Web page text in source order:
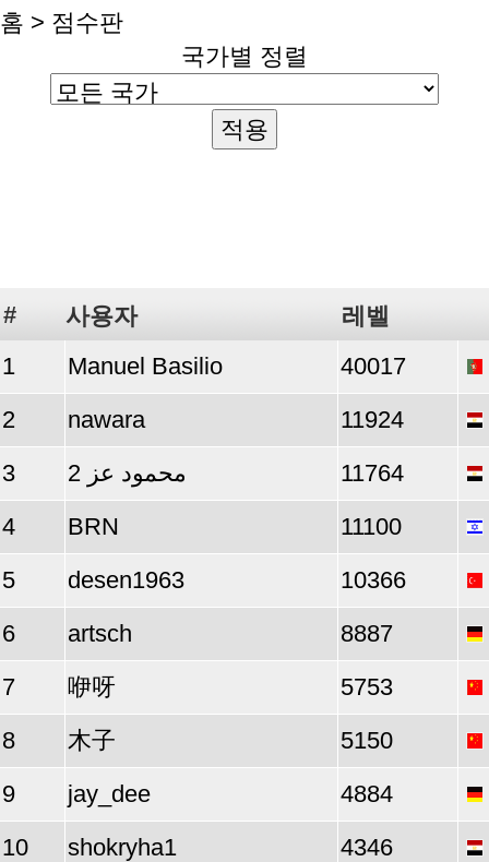
홈 > 점수판
국가별 정렬
# 사용자
레벨
1
Manuel Basilio
40017
2
nawara
11924
3
محمود عز 2
11764
4
BRN
11100
5
desen1963
10366
6
artsch
8887
7
咿呀
5753
8
木子
5150
9
jay_dee
4884
10
shokryha1
4346